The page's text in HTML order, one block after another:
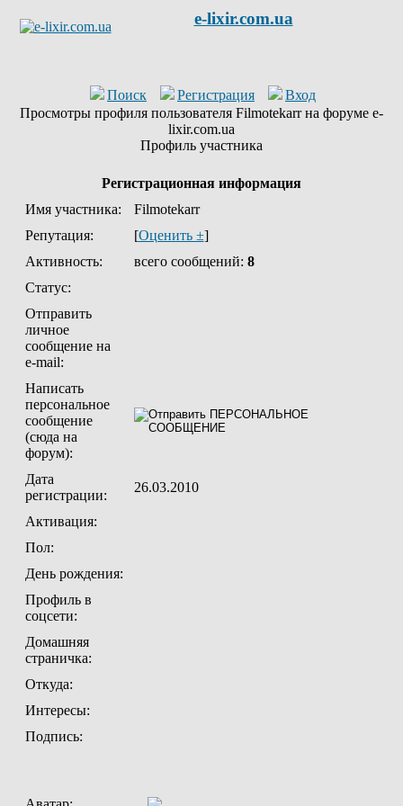
e-lixir.com.ua
Поиск Регистрация
Вход
Просмотры профиля пользователя Filmotekarr на форуме e-
lixir.com.ua
Профиль участника
Регистрационная информация
Имя участника:
Filmotekarr
Репутация:
[Оценить ±]
Активность:
всего сообщений: 8
Статус:
Отправить
личное
сообщение на
e-mail:
Написать
персональное
сообщение
(сюда на
форум):
Дата
регистрации:
26.03.2010
Активация:
Пол:
День рождения:
Профиль в
соцсети:
Домашняя
страничка:
Откуда:
Интересы:
Подпись: